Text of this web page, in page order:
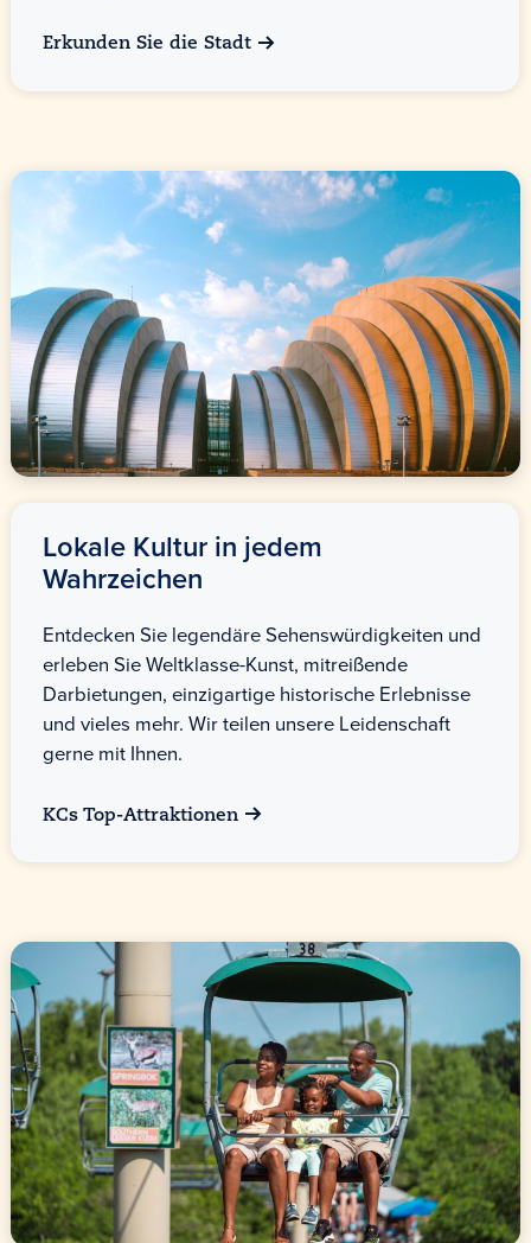
Erkunden Sie die Stadt
Lokale Kultur in jedem
Wahrzeichen
Entdecken Sie legendäre Sehenswürdigkeiten und
erleben Sie Weltklasse-Kunst, mitreißende
Darbietungen, einzigartige historische Erlebnisse
und vieles mehr. Wir teilen unsere Leidenschaft
gerne mit Ihnen.
KCs Top-Attraktionen